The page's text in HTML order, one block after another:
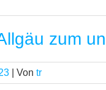
zum
| Von tr